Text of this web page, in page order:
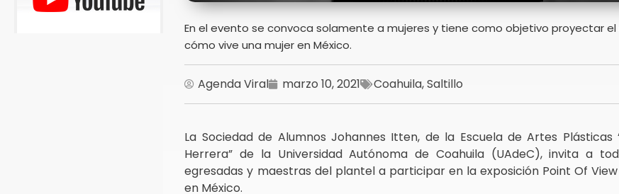
En el evento se convoca solamente a mujeres y tiene como objetivo proyectar
cómo vive una mujer en México.
Agenda Viral marzo 10, 2021 Coahuila,Saltillo
La Sociedad de Alumnos Johannes Itten, de la Escuela de Artes Plásticas
Herrera” de la Universidad Autónoma de Coahuila (UAdeC), invita a
egresadas y maestras del plantel a participar en la exposición Point Of View
en México.